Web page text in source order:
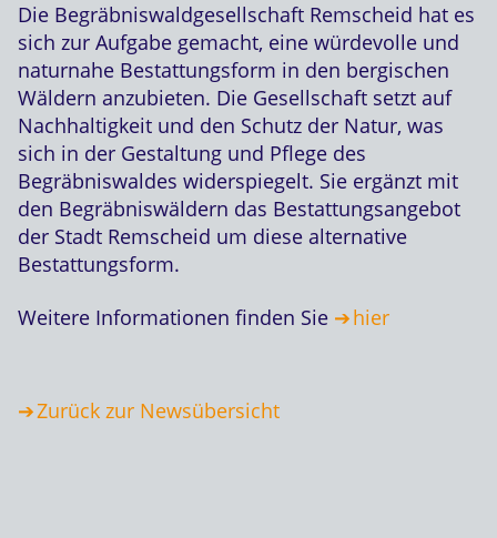
Die Begräbniswaldgesellschaft Remscheid hat es
sich zur Aufgabe gemacht, eine würdevolle und
naturnahe Bestattungsform in den bergischen
Wäldern anzubieten. Die Gesellschaft setzt auf
Nachhaltigkeit und den Schutz der Natur, was
sich in der Gestaltung und Pflege des
Begräbniswaldes widerspiegelt. Sie ergänzt mit
den Begräbniswäldern das Bestattungsangebot
der Stadt Remscheid um diese alternative
Bestattungsform.
Weitere Informationen finden Sie
hier
Zurück zur Newsübersicht